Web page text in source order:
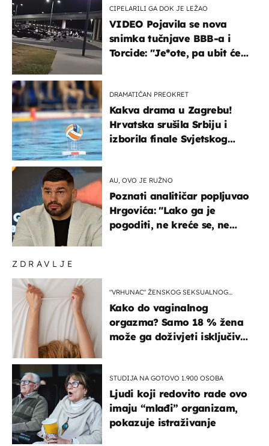
ZDRAVLJE
"VRHUNAC" ŽENSKOG SEKSUALNOG
Kako do vaginalnog
orgazma? Samo 18 % žena
može ga doživjeti isključivo
STUDIJA NA GOTOVO 1.900 OSOBA
Ljudi koji redovito rade ovo
imaju “mlađi” organizam,
pokazuje istraživanje
CIPELARILI GA DOK JE LEŽAO
VIDEO Pojavila se nova
snimka tučnjave BBB-a i
Torcide: "Je*ote, pa ubit će
DRAMATIČAN PREOKRET
Kakva drama u Zagrebu!
Hrvatska srušila Srbiju i
izborila finale Svjetskog
AU, OVO JE RUŽNO
Poznati analitičar popljuvao
Hrgovića: "Lako ga je
pogoditi, ne kreće se, ne